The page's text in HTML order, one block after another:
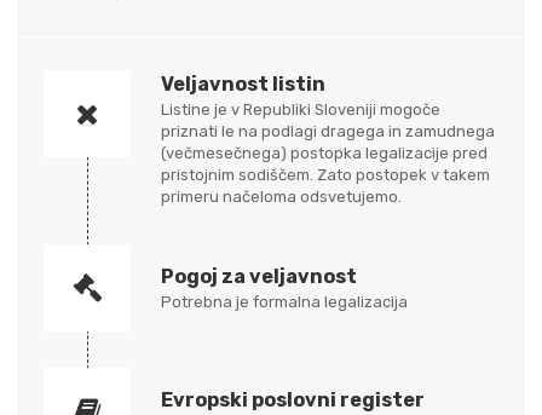
Veljavnost listin
Listine je v Republiki Sloveniji mogoče
priznati le na podlagi dragega in zamudnega
(večmesečnega) postopka legalizacije pred
pristojnim sodiščem. Zato postopek v takem
primeru načeloma odsvetujemo.
Pogoj za veljavnost
Potrebna je formalna legalizacija
Evropski poslovni register